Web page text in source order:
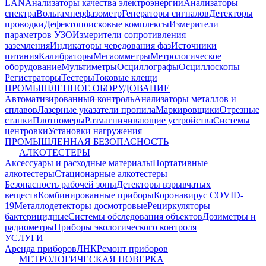
LANАнализаторы качества электроэнергииАнализаторы
спектраВольтамперфазометрГенераторы сигналовДетекторы
проводкиДефектопоисковые комплексыИзмерители
параметров УЗОИзмерители сопротивления
заземленияИндикаторы чередования фазИсточники
питанияКалибраторыМегаомметрыМетрологическое
оборудованиеМультиметрыОсциллографыОсциллоскопы
РегистраторыТестерыТоковые клещи
ПРОМЫШЛЕННОЕ ОБОРУДОВАНИЕ
Автоматизированный контрольАнализаторы металлов и
сплавовЛазерные указатели пропилаМаркировщикиОтрезные
станкиПлотномерыРазмагничивающие устройстваСистемы
центровкиУстановки нагружения
ПРОМЫШЛЕННАЯ БЕЗОПАСНОСТЬ
АЛКОТЕСТЕРЫ
Аксессуары и расходные материалыПортативные
алкотестерыСтационарные алкотестеры
Безопасность рабочей зоныДетекторы взрывчатых
веществКомбинированные приборыКоронавирус COVID-
19Металлодетекторы досмотровыеРециркуляторы
бактерицидныеСистемы обследования объектовДозиметры и
радиометрыПриборы экологического контроля
УСЛУГИ
Аренда приборовЛНКРемонт приборов
МЕТРОЛОГИЧЕСКАЯ ПОВЕРКА